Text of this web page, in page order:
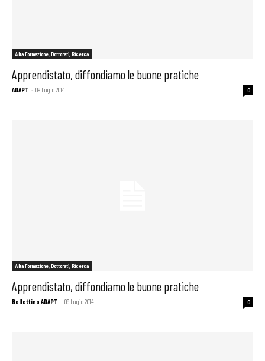
Alta Formazione, Dottorati, Ricerca
Apprendistato, diffondiamo le buone pratiche
ADAPT - 09 Luglio 2014 0
Alta Formazione, Dottorati, Ricerca
Apprendistato, diffondiamo le buone pratiche
Bollettino ADAPT - 09 Luglio 2014 0